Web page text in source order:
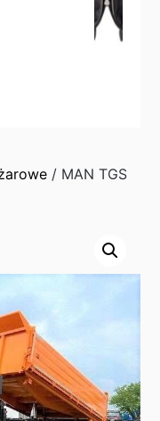
/ MAN TGS